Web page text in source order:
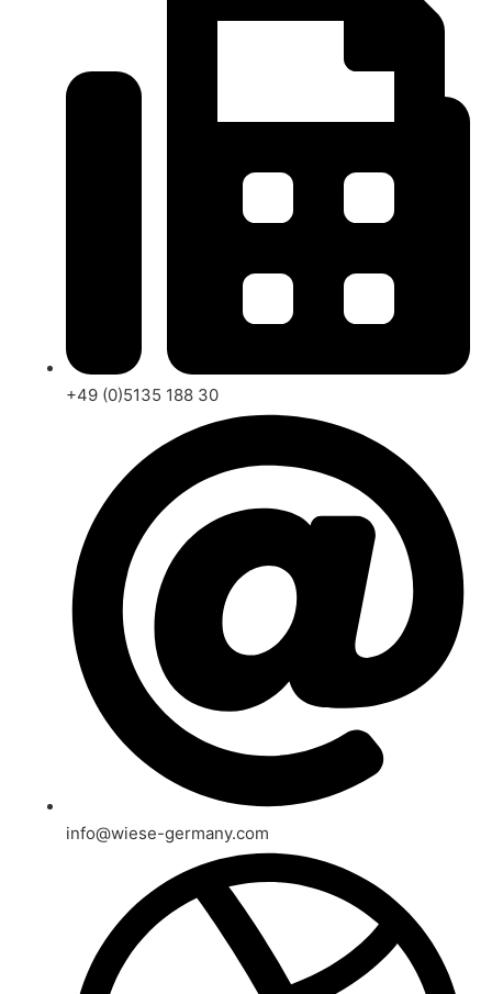
+49 (0)5135 188 30
info@wiese-germany.com